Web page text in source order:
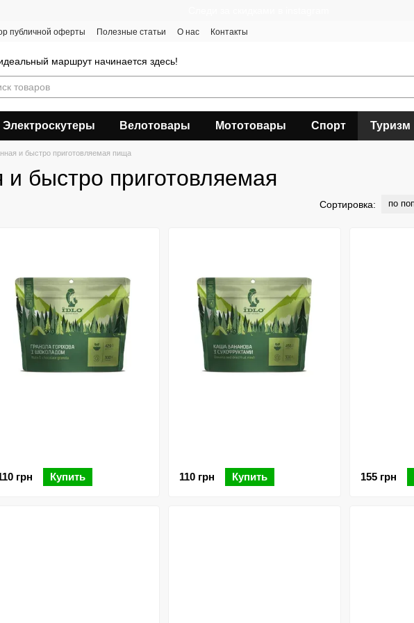
публичной оферты Полезные статьи О нас Контакты
маршрут начинается здесь!
Электроскутеры Велотовары Мототовары Спорт Туризм
и быстро приготовляемая пища
быстро приготовляемая
Сортировка: по
грн Купить 110 грн Купить 155 грн